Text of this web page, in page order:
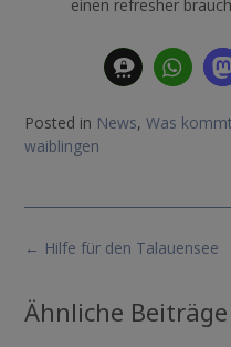
einen refresher
Posted in News, Was
waiblingen
Post
← Hilfe für den Talauensee
Ähnliche Beiträge